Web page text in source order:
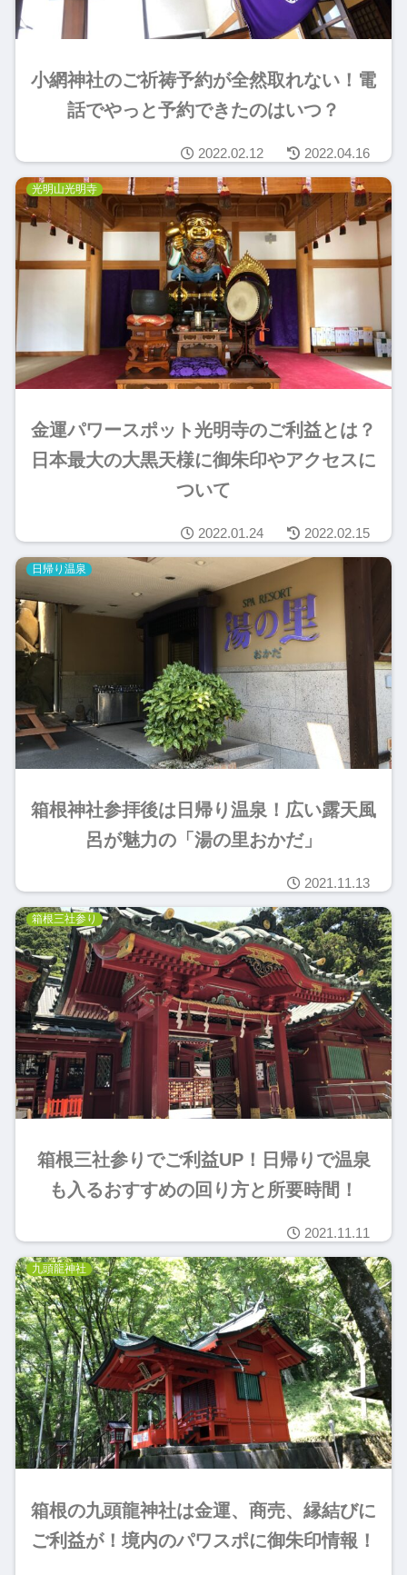
小網神社のご祈祷予約が全然取れない！電
話でやっと予約できたのはいつ？
2022.02.12 2022.04.16
光明山光明寺
金運パワースポット光明寺のご利益とは？
日本最大の大黒天様に御朱印やアクセスに
ついて
2022.01.24 2022.02.15
日帰り温泉
箱根神社参拝後は日帰り温泉！広い露天風
呂が魅力の「湯の里おかだ」
2021.11.13
箱根三社参り
箱根三社参りでご利益UP！日帰りで温泉
も入るおすすめの回り方と所要時間！
2021.11.11
九頭龍神社
箱根の九頭龍神社は金運、商売、縁結びに
ご利益が！境内のパワスポに御朱印情報！